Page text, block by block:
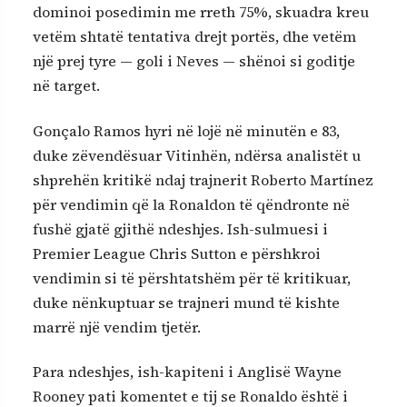
dominoi posedimin me rreth 75%, skuadra kreu
vetëm shtatë tentativa drejt portës, dhe vetëm
një prej tyre — goli i Neves — shënoi si goditje
në target.
Gonçalo Ramos hyri në lojë në minutën e 83,
duke zëvendësuar Vitinhën, ndërsa analistët u
shprehën kritikë ndaj trajnerit Roberto Martínez
për vendimin që la Ronaldon të qëndronte në
fushë gjatë gjithë ndeshjes. Ish-sulmuesi i
Premier League Chris Sutton e përshkroi
vendimin si të përshtatshëm për të kritikuar,
duke nënkuptuar se trajneri mund të kishte
marrë një vendim tjetër.
Para ndeshjes, ish-kapiteni i Anglisë Wayne
Rooney pati komentet e tij se Ronaldo është i